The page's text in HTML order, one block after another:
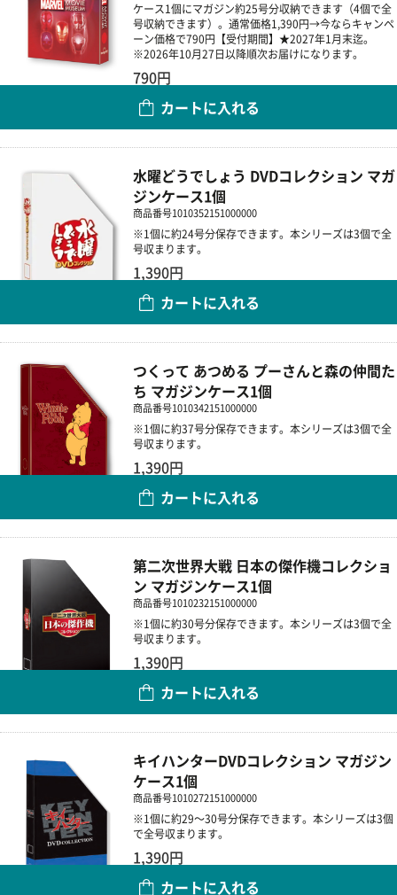
ケース1個にマガジン約25号分収納できます（4個で全
号収納できます）。通常価格1,390円→今ならキャンペ
ーン価格で790円【受付期間】★2027年1月末迄。
※2026年10月27日以降順次お届けになります。
790円
カートに入れる
水曜どうでしょう DVDコレクション マガ
ジンケース1個
商品番号1010352151000000
※1個に約24号分保存できます。本シリーズは3個で全
号収まります。
1,390円
カートに入れる
つくって あつめる プーさんと森の仲間た
ち マガジンケース1個
商品番号1010342151000000
※1個に約37号分保存できます。本シリーズは3個で全
号収まります。
1,390円
カートに入れる
第二次世界大戦 日本の傑作機コレクショ
ン マガジンケース1個
商品番号1010232151000000
※1個に約30号分保存できます。本シリーズは3個で全
号収まります。
1,390円
カートに入れる
キイハンターDVDコレクション マガジン
ケース1個
商品番号1010272151000000
※1個に約29～30号分保存できます。本シリーズは3個
で全号収まります。
1,390円
カートに入れる